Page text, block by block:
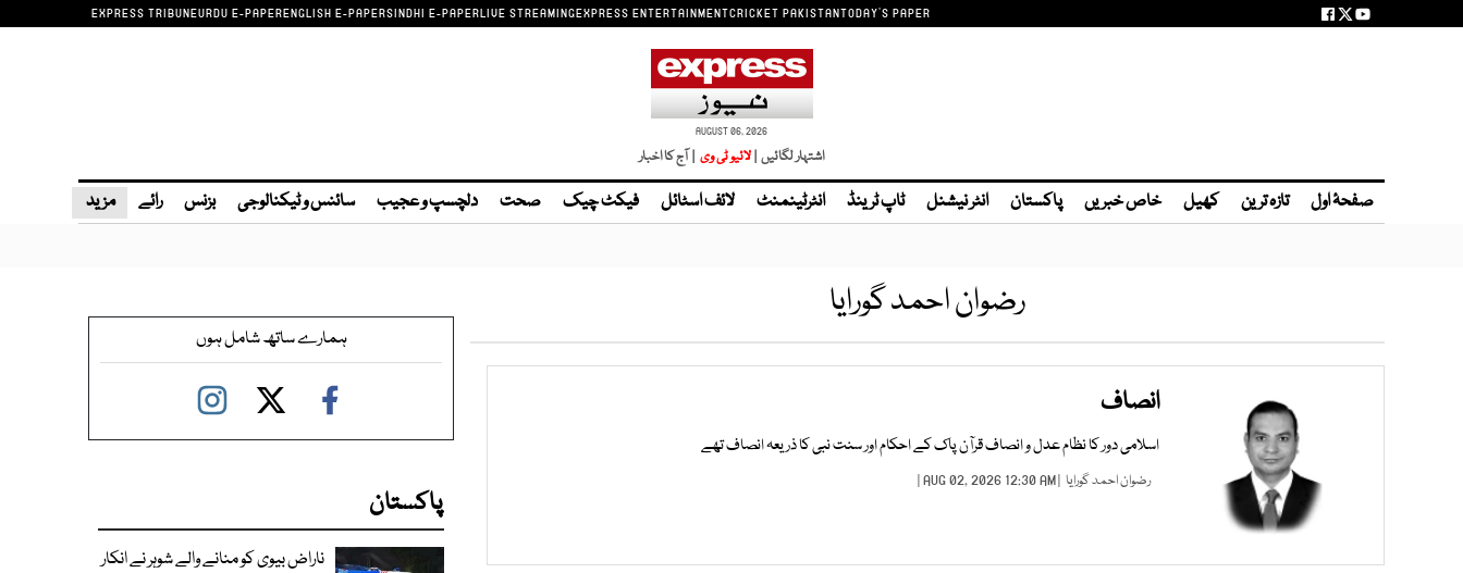
EXPRESS TRIBUNEURDU E-PAPERENGLISH E-PAPERSINDHI E-PAPERLIVE STREAMINGEXPRESS ENTERTAINMENTCRICKET PAKISTANTODAY'S PAPER
AUGUST 06, 2026
اشتہار لگائیں | | آج کا اخبار
صفحۂ اول تازہ ترین کھیل خاص خبریں پاکستان انٹر نیشنل ٹاپ ٹرینڈ انٹرٹینمنٹ لائف اسٹائل فیکٹ چیک صحت دلچسپ و عجیب سائنس و ٹیکنالوجی بزنس رائے مزید
رضوان احمد گورایا
انصاف
اسلامی دور کا نظام عدل و انصاف قرآن پاک کے احکام اور سنت نبی کا ذریعہ انصاف تھے
رضوان احمد گورایا | AUG 02, 2026 12:30 AM |
ہمارے ساتھ شامل ہوں
پاکستان
ناراض بیوی کو منانے والے شوہر نے انکار